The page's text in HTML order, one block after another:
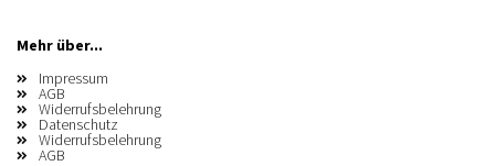
Mehr über...
Impressum
AGB
Widerrufsbelehrung
Datenschutz
Widerrufsbelehrung
AGB